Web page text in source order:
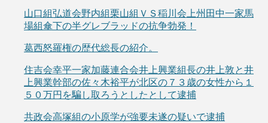
山口組弘道会野内組栗山組ＶＳ稲川会上州田中一家馬
場組傘下の半グレブラッドの抗争勃発！
葛西怒羅権の歴代総長の紹介。
住吉会幸平一家加藤連合会井上興業組長の井上敦と井
上興業幹部の佐々木裕平が北区の７３歳の女性から１
５０万円を騙し取ろうとしたとして逮捕
共政会高塚組の小原学が強要未遂の疑いで逮捕